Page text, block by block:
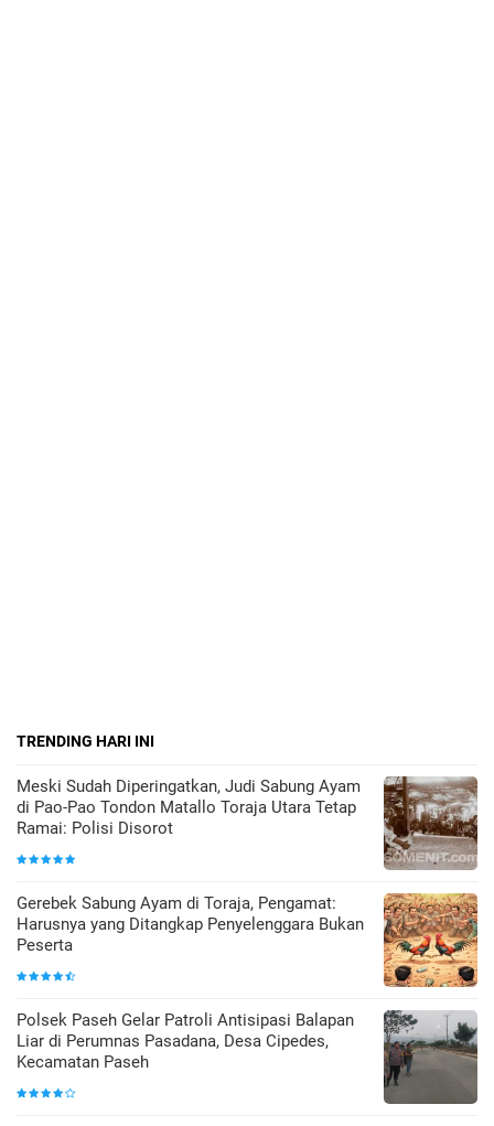
TRENDING HARI INI
Meski Sudah Diperingatkan, Judi Sabung Ayam
di Pao-Pao Tondon Matallo Toraja Utara Tetap
Ramai: Polisi Disorot
Gerebek Sabung Ayam di Toraja, Pengamat:
Harusnya yang Ditangkap Penyelenggara Bukan
Peserta
Polsek Paseh Gelar Patroli Antisipasi Balapan
Liar di Perumnas Pasadana, Desa Cipedes,
Kecamatan Paseh